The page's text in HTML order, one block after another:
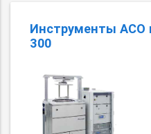
Инструменты АСО
300